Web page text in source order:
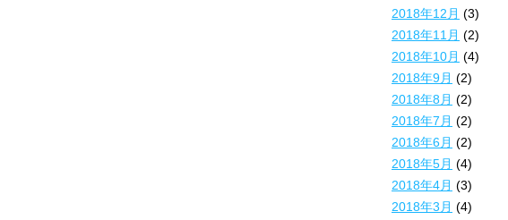
2018年12月 (3)
2018年11月 (2)
2018年10月 (4)
2018年9月 (2)
2018年8月 (2)
2018年7月 (2)
2018年6月 (2)
2018年5月 (4)
2018年4月 (3)
2018年3月 (4)